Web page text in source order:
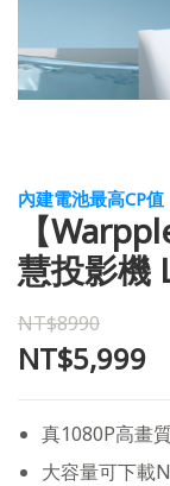
內建電池最高CP值
【
慧投影機
NT$8990
NT$5,999
真1080P高畫
大容量可下載